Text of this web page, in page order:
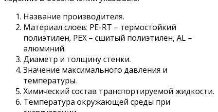
Название производителя.
Материал слоев: PE-RT – термостойкий
полиэтилен, PEX – сшитый полиэтилен, AL –
алюминий.
Диаметр и толщину стенки.
Значение максимального давления и
температуры.
Химический состав транспортируемой жидкости.
Температура окружающей среды при